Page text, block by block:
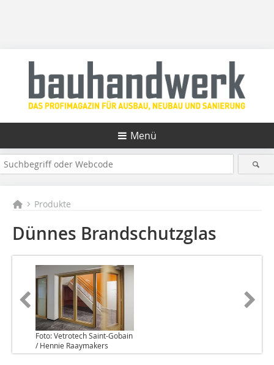
Menü
Produkte
Dünnes Brandschutzglas
Foto: Vetrotech Saint-Gobain
/ Hennie Raaymakers